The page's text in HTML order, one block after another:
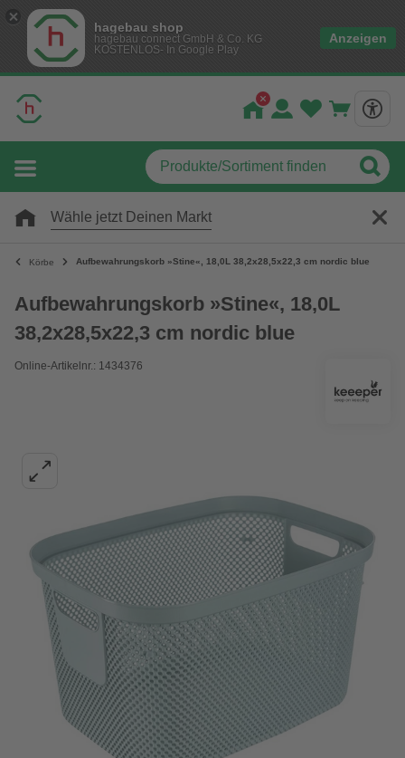
hagebau shop
hagebau connect GmbH & Co. KG
KOSTENLOS- In Google Play
Anzeigen
Wähle jetzt Deinen Markt
Körbe Aufbewahrungskorb »Stine«, 18,0L 38,2x28,5x22,3 cm nordic blue
Aufbewahrungskorb »Stine«, 18,0L
38,2x28,5x22,3 cm nordic blue
Online-Artikelnr.: 1434376